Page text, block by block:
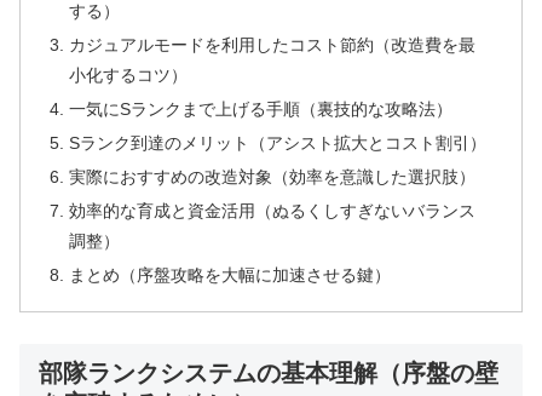
する）
カジュアルモードを利用したコスト節約（改造費を最
小化するコツ）
一気にSランクまで上げる手順（裏技的な攻略法）
Sランク到達のメリット（アシスト拡大とコスト割引）
実際におすすめの改造対象（効率を意識した選択肢）
効率的な育成と資金活用（ぬるくしすぎないバランス
調整）
まとめ（序盤攻略を大幅に加速させる鍵）
部隊ランクシステムの基本理解（序盤の壁